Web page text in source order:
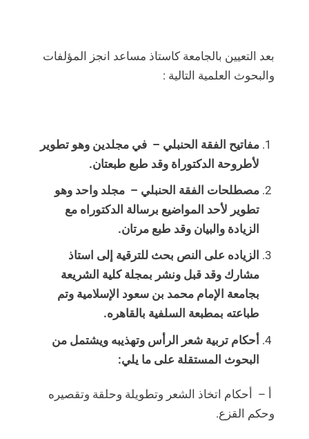
بعد التعيين بالجامعة كاستاذ مساعد انجز المؤلفات
والبحوث العلمية التالية :
مفاتيح الفقة الحنبلي – في مجلدين وهو تطوير
لأطروحة الدكتوراة وقد طبع طبعتان.
مصطلحات الفقة الحنبلي – مجلد واحد وهو
تطوير لأحد المواضيع برسالة الدكتوراه مع
الزيادة والبيان وقد طبع مرتان.
الزياده على النص بحث للترقية إلى استاذ
مشارك وقد قبل ونشر بمجلة كلية الشريعة
بجامعة الإمام محمد بن سعود الإسلامية وتم
طباعته بمطبعة السلفية بالقاهره.
أحكام تربية شعر الرأس وتهذيبه ويشتمل من
البحوث المستقلة على ما يلي:
أ – أحكام اتخاذ الشعر وتطويلة وحلقة وتقصيره
وحكم القزع.